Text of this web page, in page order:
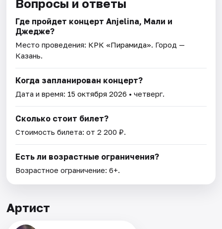
Вопросы и ответы
Где пройдет концерт Anjelina, Мали и
Джедже?
Место проведения: КРК «Пирамида». Город —
Казань.
Когда запланирован концерт?
Дата и время: 15 октября 2026 • четверг.
Сколько стоит билет?
Стоимость билета: от 2 200 ₽.
Есть ли возрастные ограничения?
Возрастное ограничение: 6+.
Артист